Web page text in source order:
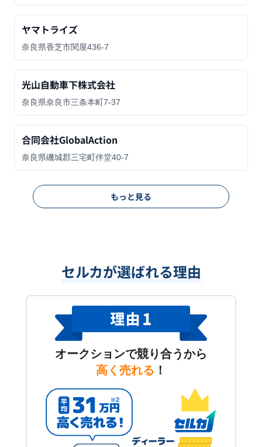
ヤマトライズ
奈良県香芝市関屋436-7
光山自動車下株式会社
奈良県奈良市三条本町7-37
合同会社GlobalAction
奈良県磯城郡三宅町伴堂40-7
もっと見る
セルカが選ばれる理由
オークションで競り合うから
高く売れる ！